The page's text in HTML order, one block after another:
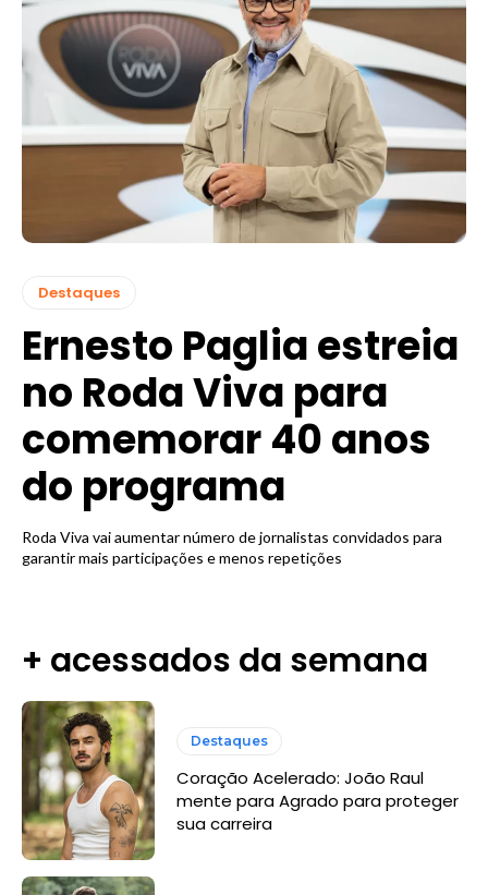
Destaques
Ernesto Paglia estreia
no Roda Viva para
comemorar 40 anos
do programa
Roda Viva vai aumentar número de jornalistas convidados para
garantir mais participações e menos repetições
+ acessados da semana
Destaques
Coração Acelerado: João Raul
mente para Agrado para proteger
sua carreira